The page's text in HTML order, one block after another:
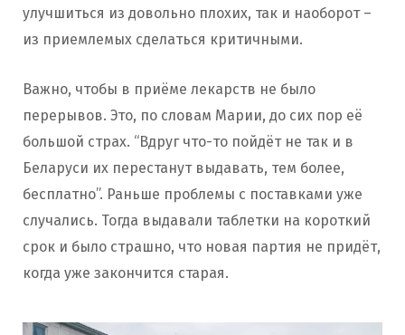
улучшиться из довольно плохих, так и наоборот –
из приемлемых сделаться критичными.
Важно, чтобы в приёме лекарств не было
перерывов. Это, по словам Марии, до сих пор её
большой страх. “Вдруг что-то пойдёт не так и в
Беларуси их перестанут выдавать, тем более,
бесплатно”. Раньше проблемы с поставками уже
случались. Тогда выдавали таблетки на короткий
срок и было страшно, что новая партия не придёт,
когда уже закончится старая.